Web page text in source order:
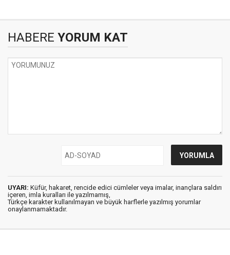
HABERE YORUM KAT
UYARI: Küfür, hakaret, rencide edici cümleler veya imalar, inançlara saldırı
içeren, imla kuralları ile yazılmamış,
Türkçe karakter kullanılmayan ve büyük harflerle yazılmış yorumlar
onaylanmamaktadır.